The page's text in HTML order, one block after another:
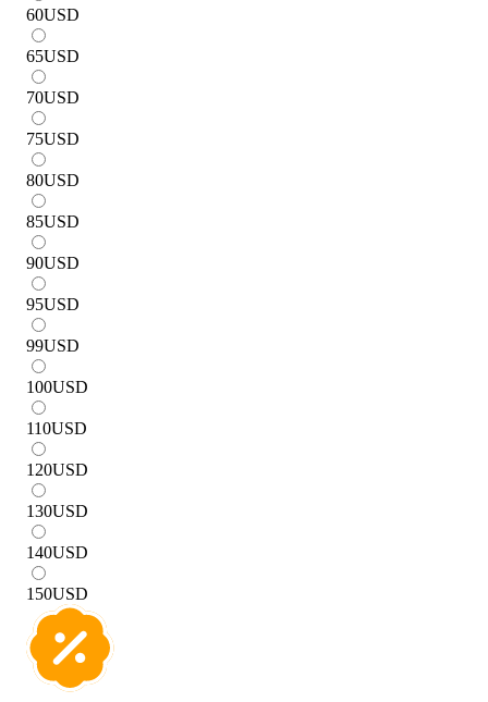
60USD
65USD
70USD
75USD
80USD
85USD
90USD
95USD
99USD
100USD
110USD
120USD
130USD
140USD
150USD